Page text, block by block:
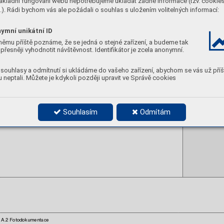
Rádi bychom vás ale požádali o souhlas s uložením volitelných informací:
unikátní ID
příště poznáme, že se jedná o stejné zařízení, a budeme tak
vyhodnotit návštěvnost. Identifikátor je zcela anonymní.
a odmítnutí si ukládáme do vašeho zařízení, abychom se vás už
neptali. Můžete je kdykoli později upravit ve Správě cookies
Souhlasím Odmítám
A.2 Fotodokumentace
vyhrazený jízdní
pro MHD, IZS, MP,
taxi a cyklisty
Mrázovka